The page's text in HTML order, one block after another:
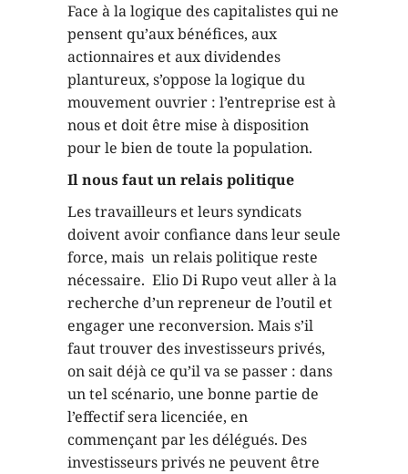
Face à la logique des capitalistes qui ne
pensent qu’aux bénéfices, aux
actionnaires et aux dividendes
plantureux, s’oppose la logique du
mouvement ouvrier : l’entreprise est à
nous et doit être mise à disposition
pour le bien de toute la population.
Il nous faut un relais politique
Les travailleurs et leurs syndicats
doivent avoir confiance dans leur seule
force, mais un relais politique reste
nécessaire. Elio Di Rupo veut aller à la
recherche d’un repreneur de l’outil et
engager une reconversion. Mais s’il
faut trouver des investisseurs privés,
on sait déjà ce qu’il va se passer : dans
un tel scénario, une bonne partie de
l’effectif sera licenciée, en
commençant par les délégués. Des
investisseurs privés ne peuvent être